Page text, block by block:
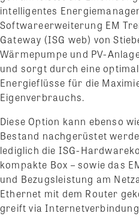
intelligentes
Softwareerweiterung EM
Gateway (ISG web) von
Wärmepumpe und PV-
und sorgt durch eine
Energieflüsse für die
Eigenverbrauchs.
Diese Option kann ebenso
Bestand nachgerüstet
lediglich die ISG-
kompakte Box – sowie das
und Bezugsleistung am
Ethernet mit dem Router
greift via